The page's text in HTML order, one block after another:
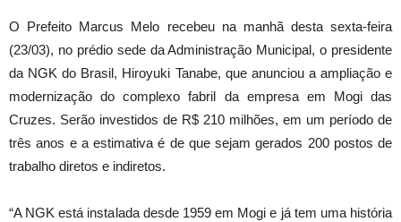
O Prefeito Marcus Melo recebeu na manhã desta sexta-feira
(23/03), no prédio sede da Administração Municipal, o presidente
da NGK do Brasil, Hiroyuki Tanabe, que anunciou a ampliação e
modernização do complexo fabril da empresa em Mogi das
Cruzes. Serão investidos de R$ 210 milhões, em um período de
três anos e a estimativa é de que sejam gerados 200 postos de
trabalho diretos e indiretos.
“A NGK está instalada desde 1959 em Mogi e já tem uma história